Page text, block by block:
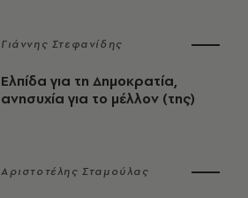
Γιάννης Στεφανίδης
Ελπίδα για τη Δημοκρατία,
ανησυχία για το μέλλον (της)
Αριστοτέλης Σταμούλας